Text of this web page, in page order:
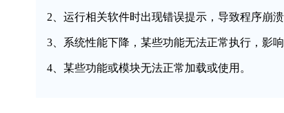
2、运行相关软件时出现错误提示，导致程序崩溃
3、系统性能下降，某些功能无法正常执行，影响
4、某些功能或模块无法正常加载或使用。